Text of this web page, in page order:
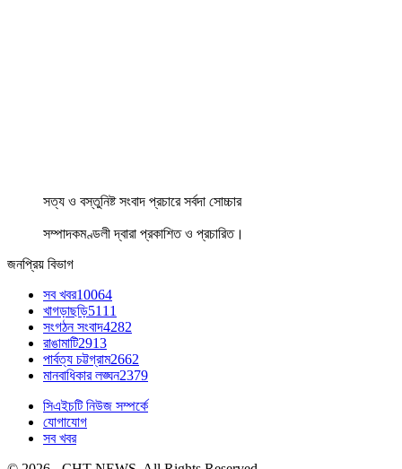
সত্য ও বস্তুনিষ্ট সংবাদ প্রচারে সর্বদা সোচ্চার
সম্পাদকমণ্ডলী দ্বারা প্রকাশিত ও প্রচারিত।
জনপ্রিয় বিভাগ
সব খবর10064
খাগড়াছড়ি5111
সংগঠন সংবাদ4282
রাঙামাটি2913
পার্বত্য চট্টগ্রাম2662
মানবাধিকার লঙ্ঘন2379
সিএইচটি নিউজ সম্পর্কে
যোগাযোগ
সব খবর